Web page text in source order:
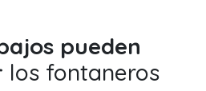
pueden
los fontaneros